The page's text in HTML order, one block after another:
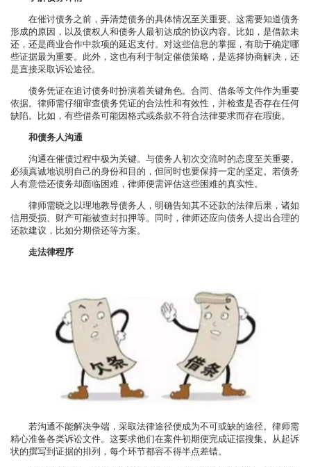
在催讨债务之前，弄清楚债务的具体情况至关重要。这需要知道债务
形成的原因，以及债权人和债务人最初达成的协议内容。比如，是借款未
还，还是商业合作中款项的延迟支付。对这些信息的掌握，有助于确定哪
些证据最为重要。此外，这也有利于制定催债策略，是选择协商解决，还
是直接采取诉讼途径。
债务凭证在追讨债务时扮演着关键角色。合同、借条等文件作为重要
依据。律师需仔细审查债务凭证的合法性和有效性，并检查是否存在任何
缺陷。比如，有些借条可能因格式或条款不符合法律要求而存在瑕疵。
和债务人沟通
沟通在催债过程中极为关键。与债务人初次交流时的态度至关重要。
必须真诚地说明自己的身份和目的，但同时也要保持一定的坚定。若债务
人有意偿还债务却面临困难，律师便需评估这些困难的真实性。
律师需晓之以理地教导债务人，明确告知其不还款的法律后果，诸如
信用受损、财产可能被查封扣押等。同时，律师还应向债务人提出合理的
还款建议，比如分期偿还等方案。
走法律程序
若沟通不能解决争端，采取法律途径便成为不可或缺的途径。律师需
精心准备各类诉讼文件。这要求他们在案件初期便完成证据搜集。从起诉
状的撰写到证据的排列，每个环节都容不得半点差错。